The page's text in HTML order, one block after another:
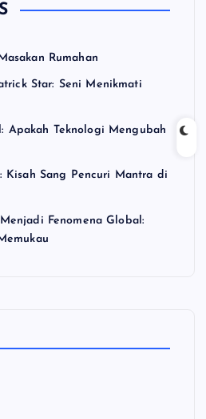
Rumahan
Star: Seni Menikmati
Apakah Teknologi Mengubah
Kisah Sang Pencuri Mantra di
Fenomena Global: